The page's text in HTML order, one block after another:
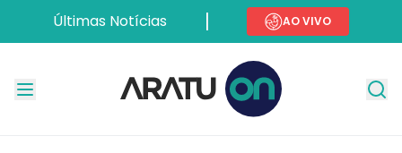
Últimas Notícias AO VIVO